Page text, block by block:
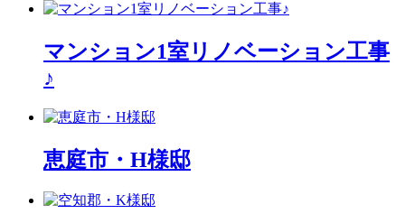
マンション1室リノベーション工事
♪
恵庭市・H様邸